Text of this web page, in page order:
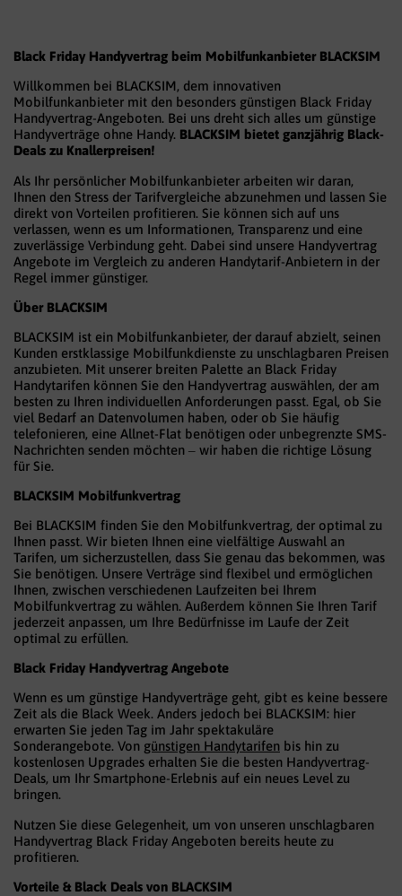
Black Friday Handyvertrag beim Mobilfunkanbieter BLACKSIM
Willkommen bei BLACKSIM, dem innovativen
Mobilfunkanbieter mit den besonders günstigen Black Friday
Handyvertrag-Angeboten. Bei uns dreht sich alles um günstige
Handyverträge ohne Handy. BLACKSIM bietet ganzjährig Black-
Deals zu Knallerpreisen!
Als Ihr persönlicher Mobilfunkanbieter arbeiten wir daran,
Ihnen den Stress der Tarifvergleiche abzunehmen und lassen Sie
direkt von Vorteilen profitieren. Sie können sich auf uns
verlassen, wenn es um Informationen, Transparenz und eine
zuverlässige Verbindung geht. Dabei sind unsere Handyvertrag
Angebote im Vergleich zu anderen Handytarif-Anbietern in der
Regel immer günstiger.
Über BLACKSIM
BLACKSIM ist ein Mobilfunkanbieter, der darauf abzielt, seinen
Kunden erstklassige Mobilfunkdienste zu unschlagbaren Preisen
anzubieten. Mit unserer breiten Palette an Black Friday
Handytarifen können Sie den Handyvertrag auswählen, der am
besten zu Ihren individuellen Anforderungen passt. Egal, ob Sie
viel Bedarf an Datenvolumen haben, oder ob Sie häufig
telefonieren, eine Allnet-Flat benötigen oder unbegrenzte SMS-
Nachrichten senden möchten – wir haben die richtige Lösung
für Sie.
BLACKSIM Mobilfunkvertrag
Bei BLACKSIM finden Sie den Mobilfunkvertrag, der optimal zu
Ihnen passt. Wir bieten Ihnen eine vielfältige Auswahl an
Tarifen, um sicherzustellen, dass Sie genau das bekommen, was
Sie benötigen. Unsere Verträge sind flexibel und ermöglichen
Ihnen, zwischen verschiedenen Laufzeiten bei Ihrem
Mobilfunkvertrag zu wählen. Außerdem können Sie Ihren Tarif
jederzeit anpassen, um Ihre Bedürfnisse im Laufe der Zeit
optimal zu erfüllen.
Black Friday Handyvertrag Angebote
Wenn es um günstige Handyverträge geht, gibt es keine bessere
Zeit als die Black Week. Anders jedoch bei BLACKSIM: hier
erwarten Sie jeden Tag im Jahr spektakuläre
Sonderangebote. Von günstigen Handytarifen bis hin zu
kostenlosen Upgrades erhalten Sie die besten Handyvertrag-
Deals, um Ihr Smartphone-Erlebnis auf ein neues Level zu
bringen.
Nutzen Sie diese Gelegenheit, um von unseren unschlagbaren
Handyvertrag Black Friday Angeboten bereits heute zu
profitieren.
Vorteile & Black Deals von BLACKSIM